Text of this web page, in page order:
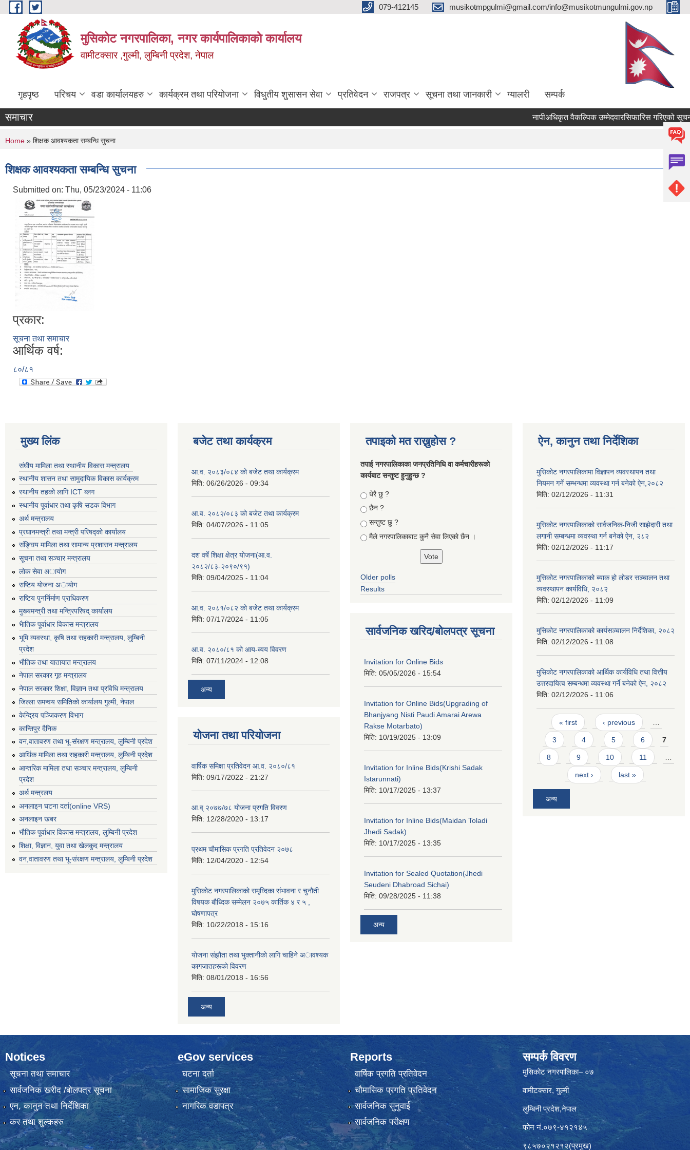
Skip to main content 079-412145 musikotmpgulmi@gmail.com/info@musikotmungulmi.gov.np
मुसिकोट नगरपालिका, नगर कार्यपालिकाकाे कार्यालय
वामीटक्सार ,गुल्मी, लुम्बिनी प्रदेश, नेपाल
गृहपृष्ठ परिचय वडा कार्यालयहरु कार्यक्रम तथा परियोजना विधुतीय शुसासन सेवा प्रतिवेदन राजपत्र सूचना तथा जानकारी ग्यालरी सम्पर्क
समाचार नापीअधिकृत वैकल्पिक उम्मेदवारसिफारिस गरिएको सूचना।
You are here
Home » शिक्षक आवश्यकता सम्बन्धि सुचना
शिक्षक आवश्यकता सम्बन्धि सुचना
Submitted on: Thu, 05/23/2024 - 11:06
प्रकार:
सूचना तथा समाचार
आर्थिक वर्ष:
८०/८१
मुख्य लिंक
संघीय मामिला तथा स्थानीय विकास मन्त्रालय
स्थानीय शासन तथा सामुदायिक विकास कार्यक्रम
स्थानीय तहको लागि ICT ब्लग
स्थानीय पूर्वाधार तथा कृषि सडक विभाग
अर्थ मन्त्रालय
प्रधानमन्त्री तथा मन्त्री परिषद्काे कार्यालय
संङ्घिय मामिला तथा सामान्य प्रशासन मन्त्रालय
सूचना तथा सञ्चार मन्त्रालय
लाेक सेवा अायाेग
राष्टिय याेजना अायाेग
राष्टिय पुनर्निर्माण प्राधिकरण
मुख्यमन्त्री तथा मन्त्रिपरिषद् कार्यालय
भैातिक पूर्वाधार विकास मन्त्रालय
भूमि व्यवस्था, कृषि तथा सहकारी मन्त्रालय, लु्म्बिनी
प्रदेश
भाैतिक तथा यातायात मन्त्रालय
नेपाल सरकार गृह मन्त्रालय
नेपाल सरकार शिक्षा, विज्ञान तथा प्रविधि मन्त्रालय
जिल्ला समन्वय समितिको कार्यालय गुल्मी, नेपाल
केन्द्रिय पञ्जिकरण विभाग
कान्तिपुर दैनिक
वन,वातावरण तथा भू-संरक्षण मन्त्रालय, लुम्बिनी प्रदेश
आर्थिक मामिला तथा सहकारी मन्त्रालय, लुम्बिनी प्रदेश
आन्तरिक मामिला तथा सञ्चार मन्त्रालय, लुम्बिनी
प्रदेश
अर्थ मन्त्रलय
अनलाइन घटना दर्ता(online VRS)
अनलाइन खबर
भौतिक पूर्वाधार विकास मन्त्रालय, लुम्बिनी प्रदेश
शिक्षा, विज्ञान, युवा तथा खेलकुद मन्‍‍त्रालय
वन,वातावरण तथा भू-संरक्षण मन्त्रालय, लुम्बिनी प्रदेश
बजेट तथा कार्यक्रम
आ.व. २०८३/०८४ को बजेट तथा कार्यक्रम
मिति: 06/26/2026 - 09:34
आ.व. २०८२/०८३ को बजेट तथा कार्यक्रम
मिति: 04/07/2026 - 11:05
दश वर्षे शिक्षा क्षेत्र योजना(आ.व.
२०८२/८३-२०९०/९१)
मिति: 09/04/2025 - 11:04
आ.व. २०८१/०८२ को बजेट तथा कार्यक्रम
मिति: 07/17/2024 - 11:05
आ.व. २०८०/८१ को आय-व्यय विवरण
मिति: 07/11/2024 - 12:08
अन्य
योजना तथा परियोजना
वार्षिक समिक्षा प्रतिवेदन आ.व. २०८०/८१
मिति: 09/17/2022 - 21:27
आ.व् २०७७/७८ योजना प्रगति विवरण
मिति: 12/28/2020 - 13:17
प्रथम चाैमासिक प्रगति प्रतिवेदन २०७८
मिति: 12/04/2020 - 12:54
मुसिकाेट नगरपालिकाकाे समृध्दिका संभावना र चुनाैती
विषयक बाैध्दिक सम्मेलन २०७५ कार्तिक ४ र ५ ,
घाेषणापत्र
मिति: 10/22/2018 - 15:16
याेजना संझाैता तथा भुक्तानीकाे लागि चाहिने अावश्यक
कागजातहरूकाे विवरण
मिति: 08/01/2018 - 16:56
अन्य
तपाइको मत राख्नुहोस ?
तपा‌ई नगरपालिकाका जनप्रतिनिधि वा कर्मचारीहरूकाे
कार्यबाट सन्तुष्ट हुनुहुन्छ ?
Choices
धेरै छु ?
छैन ?
सन्तुष्ट छु ?
मैले नगरपालिकाबाट कुनै सेवा लिएकाे छैन ।
Older polls
Results
सार्वजनिक खरिद/बोलपत्र सूचना
Invitation for Online Bids
मिति: 05/05/2026 - 15:54
Invitation for Online Bids(Upgrading of
Bhanjyang Nisti Paudi Amarai Arewa
Rakse Motarbato)
मिति: 10/19/2025 - 13:09
Invitation for Inline Bids(Krishi Sadak
Istarunnati)
मिति: 10/17/2025 - 13:37
Invitation for Inline Bids(Maidan Toladi
Jhedi Sadak)
मिति: 10/17/2025 - 13:35
Invitation for Sealed Quotation(Jhedi
Seudeni Dhabroad Sichai)
मिति: 09/28/2025 - 11:38
अन्य
ऐन, कानुन तथा निर्देशिका
मुसिकोट नगरपालिकामा विज्ञापन व्यवस्थापन तथा
नियमन गर्ने सम्भन्धमा व्यवस्था गर्न बनेको ऐन,२०८२
मिति: 02/12/2026 - 11:31
मुसिकोट नगरपालिकाको सार्वजनिक-निजी साझेदारी तथा
लगानी सम्बन्धमा व्यवस्था गर्न बनेको ऐन, २८२
मिति: 02/12/2026 - 11:17
मुसिकोट नगरपालिकाको ब्याक हो लोडर सञ्चालन तथा
व्यवस्थापन कार्यविधि, २०८२
मिति: 02/12/2026 - 11:09
मुसिकोट नगरपालिकाको कार्यसञ्चालन निर्देशिका, २०८२
मिति: 02/12/2026 - 11:08
मुसिकोट नगरपालिकाको आर्थिक कार्यविधि तथा वित्तीय
उत्तरदायित्व सम्बन्धमा व्यवस्था गर्ने बनेको ऐन, २०८२
मिति: 02/12/2026 - 11:06
Pages
« first ‹ previous …
3 4 5 6 7
8 9 10 11 …
next › last »
अन्य
Notices
सूचना तथा समाचार
सार्वजनिक खरीद /बोलपत्र सूचना
एन, कानुन तथा निर्देशिका
कर तथा शुल्कहरु
eGov services
घटना दर्ता
सामाजिक सुरक्षा
नागरिक वडापत्र
Reports
वार्षिक प्रगति प्रतिवेदन
चौमासिक प्रगति प्रतिवेदन
सार्वजनिक सुनुवाई
सार्वजनिक परीक्षण
सम्पर्क विवरण
मुसिकोट नगरपालिका– ०७
वामीटक्सार, गुल्मी
लुम्बिनी प्रदेश,नेपाल
फोन नं.०७९-४१२१४५
९८५७०२१२१२(प्रमुख)